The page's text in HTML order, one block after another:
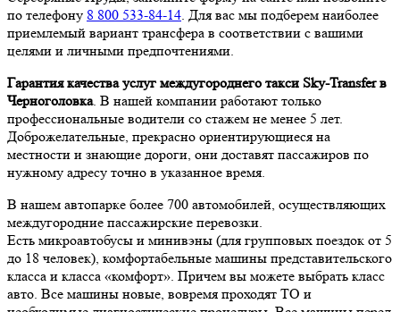
по телефону 8 800 533-84-14. Для вас мы подберем наиболее
приемлемый вариант трансфера в соответствии с вашими
целями и личными предпочтениями.
Гарантия качества услуг междугороднего такси Sky-Transfer в
Черноголовка. В нашей компании работают только
профессиональные водители со стажем не менее 5 лет.
Доброжелательные, прекрасно ориентирующиеся на
местности и знающие дороги, они доставят пассажиров по
нужному адресу точно в указанное время.
В нашем автопарке более 700 автомобилей, осуществляющих
междугородние пассажирские перевозки.
Есть микроавтобусы и минивэны (для групповых поездок от 5
до 18 человек), комфортабельные машины представительского
класса и класса «комфорт». Причем вы можете выбрать класс
авто. Все машины новые, вовремя проходят ТО и